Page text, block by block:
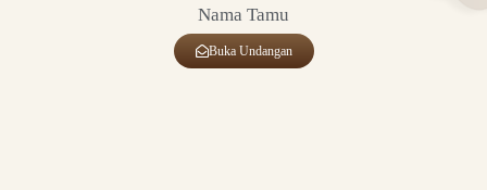
Nama Tamu
Buka Undangan